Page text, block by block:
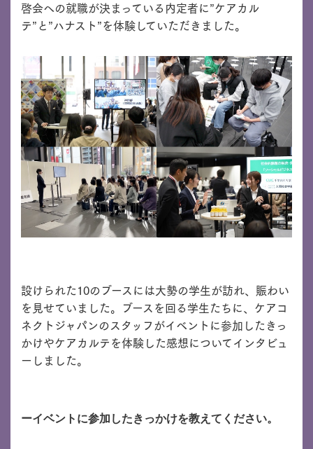
啓会への就職が決まっている内定者に”ケアカル
テ”と”ハナスト”を体験していただきました。
設けられた10のブースには大勢の学生が訪れ、賑わい
を見せていました。ブースを回る学生たちに、ケアコ
ネクトジャパンのスタッフがイベントに参加したきっ
かけやケアカルテを体験した感想についてインタビュ
ーしました。
ーイベントに参加したきっかけを教えてください。